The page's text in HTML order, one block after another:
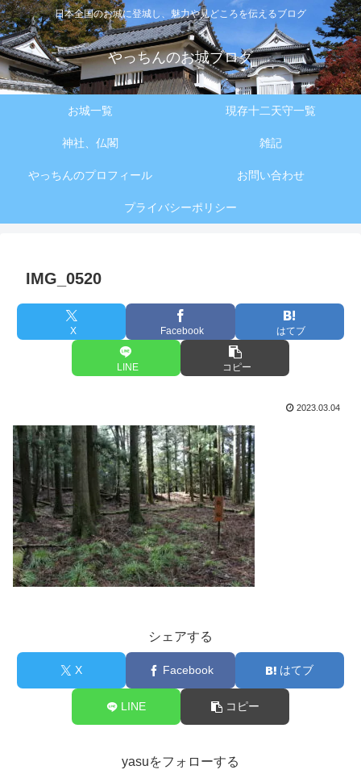
日本全国のお城に登城し、魅力や見どころを伝えるブログ
やっちんのお城ブログ
お城一覧 現存十二天守一覧
神社、仏閣 雑記
やっちんのプロフィール お問い合わせ
プライバシーポリシー
IMG_0520
X Facebook はてブ
LINE コピー
2023.03.04
シェアする
X Facebook はてブ
LINE コピー
yasuをフォローする